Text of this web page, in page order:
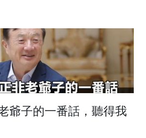
爺子的一番話，聽得我